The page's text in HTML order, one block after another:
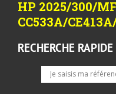
HP 2025/300/
CC533A/
RECHERCHE RAPIDE